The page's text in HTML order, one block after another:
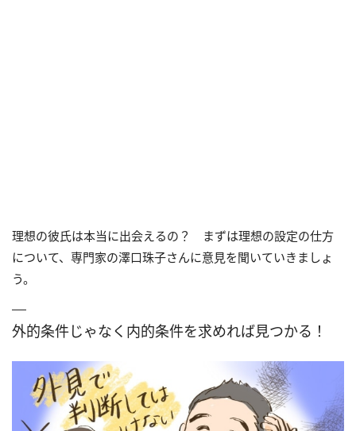
理想の彼氏は本当に出会えるの？ まずは理想の設定の仕方
について、専門家の澤口珠子さんに意見を聞いていきましょ
う。
外的条件じゃなく内的条件を求めれば見つかる！